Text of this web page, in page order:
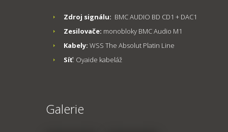
Zdroj signálu: BMC AUDIO BD CD1 + DAC1
Zesilovače: monobloky BMC Audio M1
Kabely: WSS The Absolut Platin Line
Síť: Oyaide kabeláž
Galerie